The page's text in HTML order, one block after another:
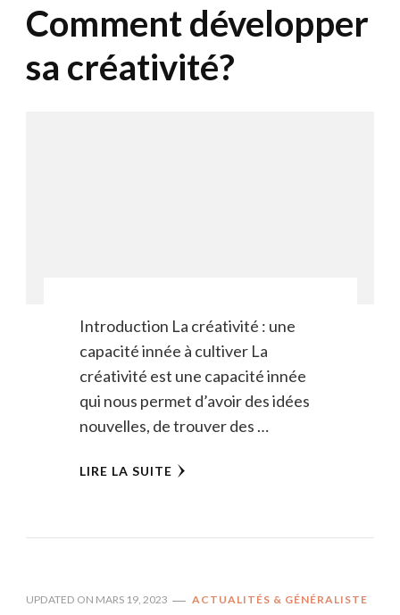
Comment développer
sa créativité?
Introduction La créativité : une
capacité innée à cultiver La
créativité est une capacité innée
qui nous permet d’avoir des idées
nouvelles, de trouver des …
LIRE LA SUITE
UPDATED ON MARS 19, 2023 ACTUALITÉS & GÉNÉRALISTE